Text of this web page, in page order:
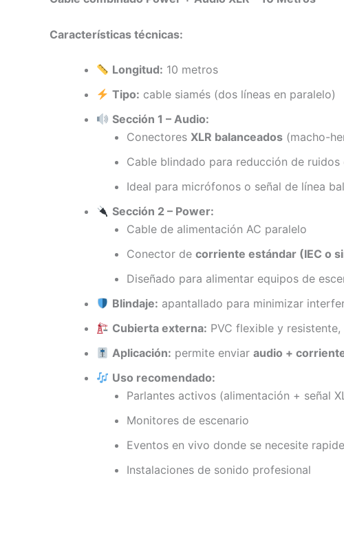
Características técnicas:
Longitud: 10 metros
Tipo: cable siamés (dos líneas en paralelo)
Sección 1 – Audio:
Conectores XLR balanceados (macho-
Cable blindado para reducción de
Ideal para micrófonos o señal de línea
Sección 2 – Power:
Cable de alimentación AC paralelo
Conector de corriente estándar (IEC o
Diseñado para alimentar equipos de
Blindaje: apantallado para minimizar
Cubierta externa: PVC flexible y
Aplicación: permite enviaraudio +
Uso recomendado:
Parlantes activos (alimentación + señal
Monitores de escenario
Eventos en vivo donde se necesite
Instalaciones de sonido profesional